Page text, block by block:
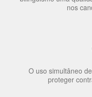
70% dos
nos